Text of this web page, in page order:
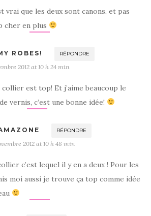
vrai que les deux sont canons, et pas
cher en plus
ROBES! RÉPONDRE
2012 at 10 h 24 min
collier est top! Et j’aime beaucoup le
vernis, c’est une bonne idée!
RÉPONDRE
2012 at 10 h 48 min
c’est lequel il y en a deux ! Pour les
moi aussi je trouve ça top comme idée